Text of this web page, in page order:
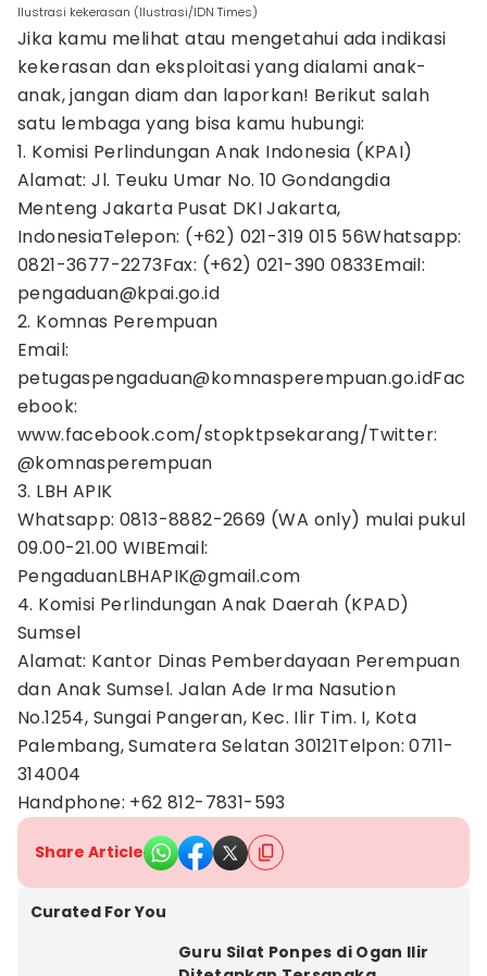
Ilustrasi kekerasan (Ilustrasi/IDN Times)
Jika kamu melihat atau mengetahui ada indikasi
kekerasan dan eksploitasi yang dialami anak-
anak, jangan diam dan laporkan! Berikut salah
satu lembaga yang bisa kamu hubungi:
1. Komisi Perlindungan Anak Indonesia (KPAI)
Alamat: Jl. Teuku Umar No. 10 Gondangdia
Menteng Jakarta Pusat DKI Jakarta,
IndonesiaTelepon: (+62) 021-319 015 56Whatsapp:
0821-3677-2273Fax: (+62) 021-390 0833Email:
pengaduan@kpai.go.id
2. Komnas Perempuan
Email:
petugaspengaduan@komnasperempuan.go.idFac
ebook:
www.facebook.com/stopktpsekarang/Twitter:
@komnasperempuan
3. LBH APIK
Whatsapp: 0813-8882-2669 (WA only) mulai pukul
09.00-21.00 WIBEmail:
PengaduanLBHAPIK@gmail.com
4. Komisi Perlindungan Anak Daerah (KPAD)
Sumsel
Alamat: Kantor Dinas Pemberdayaan Perempuan
dan Anak Sumsel. Jalan Ade Irma Nasution
No.1254, Sungai Pangeran, Kec. Ilir Tim. I, Kota
Palembang, Sumatera Selatan 30121Telpon: 0711-
314004
Handphone: +62 812-7831-593
Share Article
Curated For You
Guru Silat Ponpes di Ogan Ilir